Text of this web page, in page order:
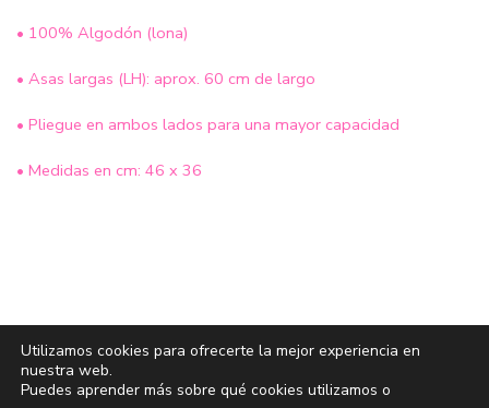
• 100% Algodón (lona)
• Asas largas (LH): aprox. 60 cm de largo
• Pliegue en ambos lados para una mayor capacidad
• Medidas en cm: 46 x 36
Devoluciones y reembolsos
Utilizamos cookies para ofrecerte la mejor experiencia en
nuestra web.
Puedes aprender más sobre qué cookies utilizamos o